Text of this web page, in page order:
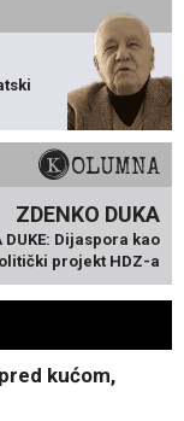
KOLUMNA
ZDENKO DUKA
DUKE: Dijaspora kao
projekt HDZ-a
kućom,